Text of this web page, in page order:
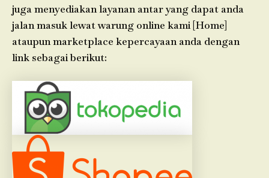
juga menyediakan layanan antar yang dapat anda
jalan masuk lewat warung online kami [Home]
ataupun marketplace kepercayaan anda dengan
link sebagai berikut: